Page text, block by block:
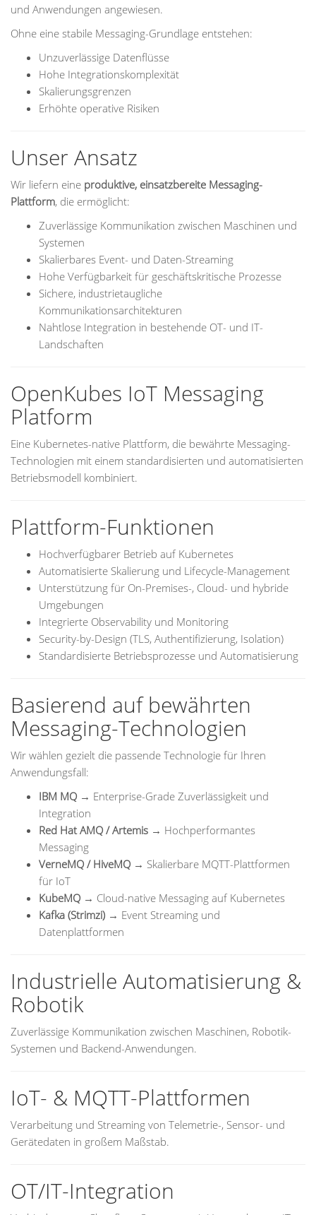
und Anwendungen angewiesen.
Ohne eine stabile Messaging-Grundlage entstehen:
Unzuverlässige Datenflüsse
Hohe Integrationskomplexität
Skalierungsgrenzen
Erhöhte operative Risiken
Unser Ansatz
Wir liefern eine produktive, einsatzbereite Messaging-
Plattform, die ermöglicht:
Zuverlässige Kommunikation zwischen Maschinen und
Systemen
Skalierbares Event- und Daten-Streaming
Hohe Verfügbarkeit für geschäftskritische Prozesse
Sichere, industrietaugliche
Kommunikationsarchitekturen
Nahtlose Integration in bestehende OT- und IT-
Landschaften
OpenKubes IoT Messaging
Platform
Eine Kubernetes-native Plattform, die bewährte Messaging-
Technologien mit einem standardisierten und automatisierten
Betriebsmodell kombiniert.
Plattform-Funktionen
Hochverfügbarer Betrieb auf Kubernetes
Automatisierte Skalierung und Lifecycle-Management
Unterstützung für On-Premises-, Cloud- und hybride
Umgebungen
Integrierte Observability und Monitoring
Security-by-Design (TLS, Authentifizierung, Isolation)
Standardisierte Betriebsprozesse und Automatisierung
Basierend auf bewährten
Messaging-Technologien
Wir wählen gezielt die passende Technologie für Ihren
Anwendungsfall:
IBM MQ → Enterprise-Grade Zuverlässigkeit und
Integration
Red Hat AMQ / Artemis → Hochperformantes
Messaging
VerneMQ / HiveMQ → Skalierbare MQTT-Plattformen
für IoT
KubeMQ → Cloud-native Messaging auf Kubernetes
Kafka (Strimzi) → Event Streaming und
Datenplattformen
Industrielle Automatisierung &
Robotik
Zuverlässige Kommunikation zwischen Maschinen, Robotik-
Systemen und Backend-Anwendungen.
IoT- & MQTT-Plattformen
Verarbeitung und Streaming von Telemetrie-, Sensor- und
Gerätedaten in großem Maßstab.
OT/IT-Integration